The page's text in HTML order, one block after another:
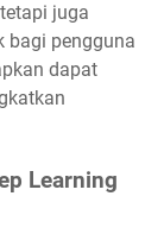
juga
bagi pengguna
dapat
Learning